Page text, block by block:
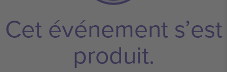
Cet événement s’est
produit.